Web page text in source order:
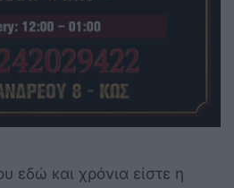
εδώ και χρόνια είστε η